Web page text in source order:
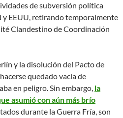
de subversión política
y EEUU, retirando temporalmente
Clandestino de Coordinación
y la disolución del Pacto de
quedado vacía de
en peligro. Sin embargo, la
asumió con aún más brío
durante la Guerra Fría, son